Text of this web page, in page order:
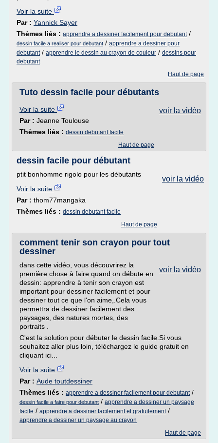
Voir la suite
Par : Yannick Sayer
Thèmes liés : apprendre a dessiner facilement pour debutant/
dessin facile a realiser pour debutant / apprendre a dessiner pour
debutant/ apprendre le dessin au crayon de couleur / dessins pour
debutant
Haut de page
Tuto dessin facile pour débutants
voir la vidéo
Voir la suite
Par : Jeanne Toulouse
Thèmes liés : dessin debutant facile
Haut de page
dessin facile pour débutant
voir la vidéo
ptit bonhomme rigolo pour les débutants
Voir la suite
Par : thom77mangaka
Thèmes liés : dessin debutant facile
Haut de page
comment tenir son crayon pour tout
dessiner
voir la vidéo
dans cette vidéo, vous découvrirez la
première chose à faire quand on débute en
dessin: apprendre à tenir son crayon est
important pour dessiner facilement et pour
dessiner tout ce que l'on aime,.Cela vous
permettra de dessiner facilement des
paysages, des natures mortes, des
portraits .
C'est la solution pour débuter le dessin facile.Si vous
souhaitez aller plus loin, téléchargez le guide gratuit en
cliquant ici...
Voir la suite
Par : Aude toutdessiner
Thèmes liés : apprendre a dessiner facilement pour debutant/
dessin facile a faire pour debutant / apprendre a dessiner un paysage
facile / apprendre a dessiner facilement et gratuitement/
apprendre a dessiner un paysage au crayon
Haut de page